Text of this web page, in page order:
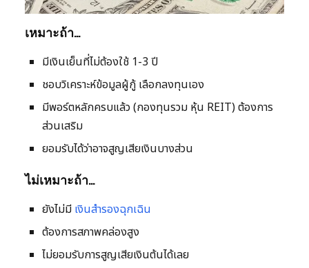
เหมาะถ้า…
มีเงินเย็นที่ไม่ต้องใช้ 1-3 ปี
ชอบวิเคราะห์ข้อมูลผู้กู้ เลือกลงทุนเอง
มีพอร์ตหลักครบแล้ว (กองทุนรวม หุ้น REIT) ต้องการ
ส่วนเสริม
ยอมรับได้ว่าอาจสูญเสียเงินบางส่วน
ไม่เหมาะถ้า…
ยังไม่มี เงินสำรองฉุกเฉิน
ต้องการสภาพคล่องสูง
ไม่ยอมรับการสูญเสียเงินต้นได้เลย